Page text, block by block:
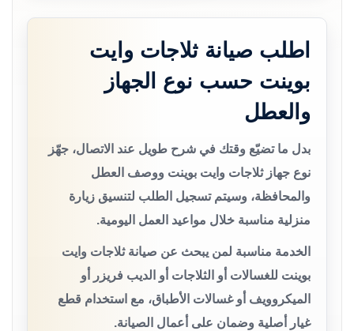
اطلب صيانة ثلاجات وايت
بوينت حسب نوع الجهاز
والعطل
بدل ما تضيّع وقتك في شرح طويل عند الاتصال، جهّز
نوع جهاز ثلاجات وايت بوينت ووصف العطل
والمحافظة، وسيتم تسجيل الطلب لتنسيق زيارة
منزلية مناسبة خلال مواعيد العمل اليومية.
الخدمة مناسبة لمن يبحث عن صيانة ثلاجات وايت
بوينت للغسالات أو الثلاجات أو الديب فريزر أو
الميكروويف أو غسالات الأطباق، مع استخدام قطع
غيار أصلية وضمان على أعمال الصيانة.